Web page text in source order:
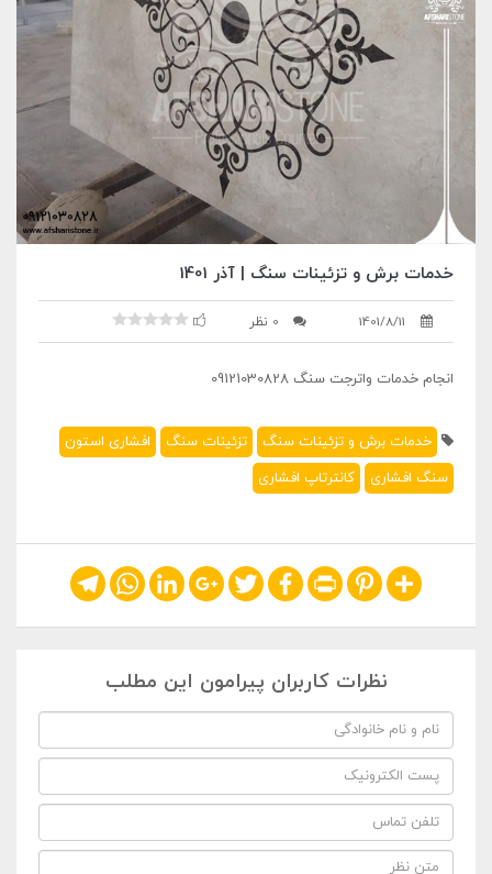
خدمات برش و تزئینات سنگ | آذر 1401
1401/8/11 0 نظر
انجام خدمات واترجت سنگ 09121030828
خدمات برش و تزئینات سنگ تزئینات سنگ
افشاری استون
سنگ افشاری
کانترتاپ افشاری
Share
Pinterest
Print
Facebook
Twitter
Google+
LinkedIn
WhatsApp
Telegram
نظرات کاربران پیرامون این مطلب